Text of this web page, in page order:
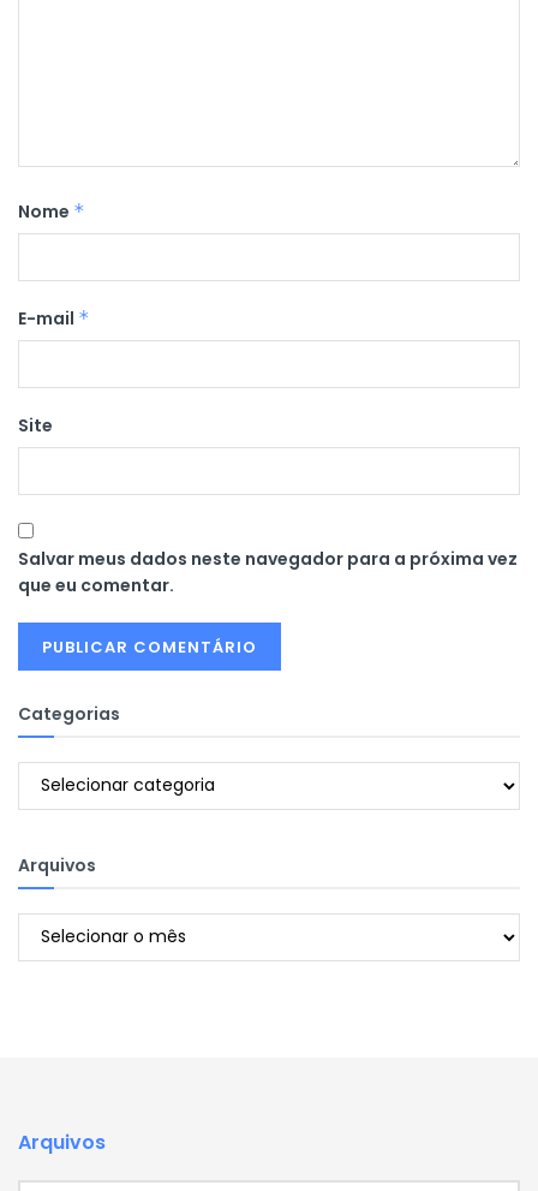
Nome *
E-mail *
Site
Salvar meus dados neste navegador para a próxima vez
que eu comentar.
Categorias
Categorias
Arquivos
Arquivos
Arquivos